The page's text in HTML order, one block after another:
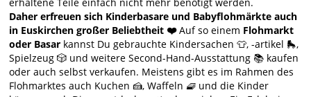
Daher erfreuen sich Kinderbasare und Babyflohmärkte auch
in Euskirchen großer Beliebtheit ❤️Auf so einem Flohmarkt
oder Basar kannst Du gebrauchte Kindersachen 👕, -artikel 🛼,
Spielzeug 🎲 und weitere Second-Hand-Ausstattung 📚 kaufen
oder auch selbst verkaufen. Meistens gibt es im Rahmen des
Flohmarktes auch Kuchen 🍰, Waffeln 🧇 und die Kinder